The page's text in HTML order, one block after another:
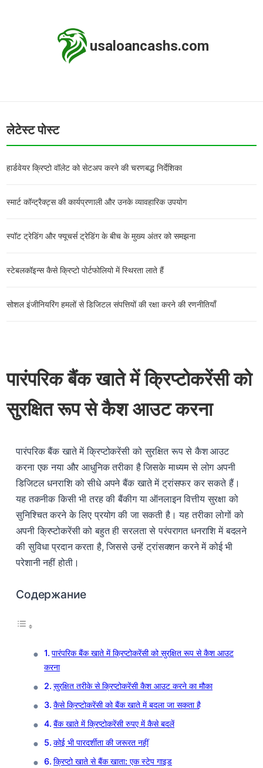
usaloancashs.com
लेटेस्ट पोस्ट
हार्डवेयर क्रिप्टो वॉलेट को सेटअप करने की चरणबद्ध निर्देशिका
स्मार्ट कॉन्ट्रैक्ट्स की कार्यप्रणाली और उनके व्यावहारिक उपयोग
स्पॉट ट्रेडिंग और फ्यूचर्स ट्रेडिंग के बीच के मुख्य अंतर को समझना
स्टेबलकॉइन्स कैसे क्रिप्टो पोर्टफोलियो में स्थिरता लाते हैं
सोशल इंजीनियरिंग हमलों से डिजिटल संपत्तियों की रक्षा करने की रणनीतियाँ
पारंपरिक बैंक खाते में क्रिप्टोकरेंसी को
सुरक्षित रूप से कैश आउट करना
पारंपरिक बैंक खाते में क्रिप्टोकरेंसी को सुरक्षित रूप से कैश आउट
करना एक नया और आधुनिक तरीका है जिसके माध्यम से लोग अपनी
डिजिटल धनराशि को सीधे अपने बैंक खाते में ट्रांसफर कर सकते हैं।
यह तकनीक किसी भी तरह की बैंकीग या ऑनलाइन वित्तीय सुरक्षा को
सुनिश्चित करने के लिए प्रयोग की जा सकती है। यह तरीका लोगों को
अपनी क्रिप्टोकरेंसी को बहुत ही सरलता से परंपरागत धनराशि में बदलने
की सुविधा प्रदान करता है, जिससे उन्हें ट्रांसक्शन करने में कोई भी
परेशानी नहीं होती।
Содержание
पारंपरिक बैंक खाते में क्रिप्टोकरेंसी को सुरक्षित रूप से कैश आउट
करना
सुरक्षित तरीके से क्रिप्टोकरेंसी कैश आउट करने का मौका
कैसे क्रिप्टोकरेंसी को बैंक खाते में बदला जा सकता है
बैंक खाते में क्रिप्टोकरेंसी रुपए में कैसे बदलें
कोई भी पारदर्शीता की जरूरत नहीं
क्रिप्टो खाते से बैंक खाता: एक स्टेप गाइड